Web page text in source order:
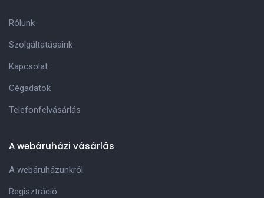
Rólunk
Szolgáltatásaink
Kapcsolat
Cégadatok
Telefonfelvásárlás
A webáruházi vásárlás
A webáruházunkról
Regisztráció